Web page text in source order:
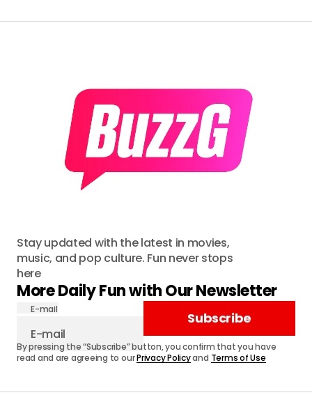
Stay updated with the latest in movies,
music, and pop culture. Fun never stops
here
More Daily Fun with Our Newsletter
E-mail
Subscribe
By pressing the “Subscribe” button, you confirm that you have
read and are agreeing to ourPrivacy Policyand Terms of Use